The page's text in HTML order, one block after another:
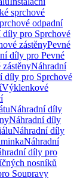
sprchové
odpadní
díly pro Sprchové
zástěnyPevné
díly pro Pevné
zástěnyNáhradní
díly pro Sprchové
Výklenkové
Náhradní díly
Náhradní díly
Náhradní díly
Náhradní
díly pro
nosníků
Soupravy